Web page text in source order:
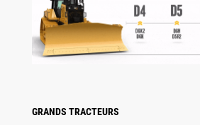
GRANDS TRACTEURS